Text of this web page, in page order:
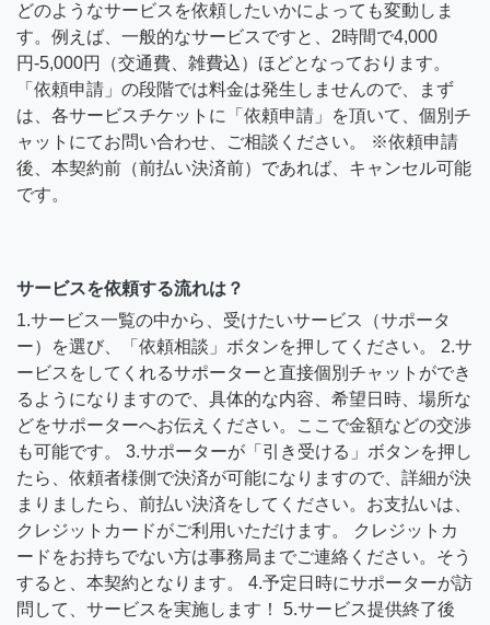
どのようなサービスを依頼したいかによっても変動しま
す。例えば、一般的なサービスですと、2時間で4,000
円-5,000円（交通費、雑費込）ほどとなっております。
「依頼申請」の段階では料金は発生しませんので、まず
は、各サービスチケットに「依頼申請」を頂いて、個別チ
ャットにてお問い合わせ、ご相談ください。 ※依頼申請
後、本契約前（前払い決済前）であれば、キャンセル可能
です。
サービスを依頼する流れは？
1.サービス一覧の中から、受けたいサービス（サポータ
ー）を選び、「依頼相談」ボタンを押してください。 2.サ
ービスをしてくれるサポーターと直接個別チャットができ
るようになりますので、具体的な内容、希望日時、場所な
どをサポーターへお伝えください。ここで金額などの交渉
も可能です。 3.サポーターが「引き受ける」ボタンを押し
たら、依頼者様側で決済が可能になりますので、詳細が決
まりましたら、前払い決済をしてください。お支払いは、
クレジットカードがご利用いただけます。 クレジットカ
ードをお持ちでない方は事務局までご連絡ください。そう
すると、本契約となります。 4.予定日時にサポーターが訪
問して、サービスを実施します！ 5.サービス提供終了後